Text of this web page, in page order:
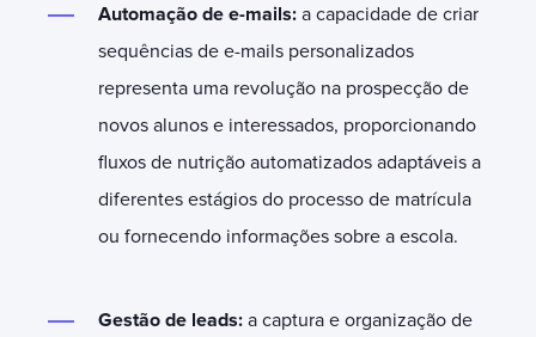
Automação de e-mails: a capacidade de criar
sequências de e-mails personalizados
representa uma revolução na prospecção de
novos alunos e interessados, proporcionando
fluxos de nutrição automatizados adaptáveis a
diferentes estágios do processo de matrícula
ou fornecendo informações sobre a escola.
Gestão de leads: a captura e organização de